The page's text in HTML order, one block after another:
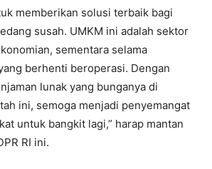
memberikan solusi terbaik bagi
susah. UMKM ini adalah sektor
sementara selama
berhenti beroperasi. Dengan
lunak yang bunganya di
ini, semoga menjadi penyemangat
untuk bangkit lagi,” harap mantan
RI ini.